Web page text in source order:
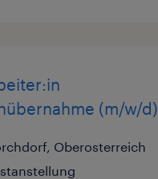
(m/w/d)
Oberosterreich